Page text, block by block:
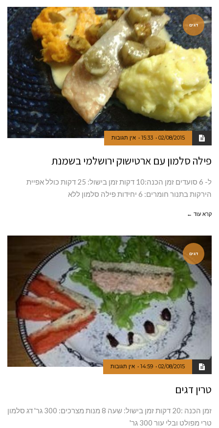
דגים
02/08/2015
15:33 אין תגובות
פילה סלמון עם ארטישוק ירושלמי בשמנת
ל- 6 סועדים זמן הכנה:10 דקות זמן בישול: 25 דקות כולל אפיית
הירקות בתנור חומרים: 6 יחידות פילה סלמון ללא
קרא עוד ←
דגים
02/08/2015
14:59 אין תגובות
טרין דגים
זמן הכנה :20 דקות זמן בישול: שעה 8 מנות מצרכים: 300 גר' דג סלמון
טרי מפולט ובלי עור 300 גר'